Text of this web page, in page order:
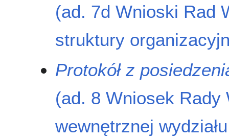
(ad. 7d Wnioski Rad
struktury
Protokół z
(ad. 8 Wniosek Rady
wewnętrznej